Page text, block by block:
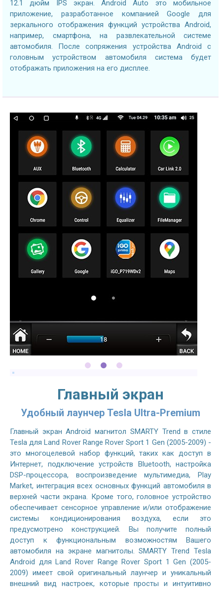
12.1 дюйм IPS экран. Android Auto это мобильное
приложение, разработанное компанией Google для
зеркального отображения функций устройства Android,
например, смартфона, на развлекательной системе
автомобиля. После сопряжения устройства Android с
головным устройством автомобиля система будет
отображать приложения на его дисплее.
Главный экран
Удобный лаунчер Tesla Ultra-Premium
Главный экран Android магнитол SMARTY Trend в стиле
Tesla для Land Rover Range Rover Sport 1 Gen (2005-2009) -
это многоцелевой набор функций, таких как доступ в
Интернет, подключение устройств Bluetooth, настройка
DSP-процессора, воспроизведение мультимедиа, Play
Market, интеграция всех основных функций автомобиля в
верхней части экрана. Кроме того, головное устройство
обеспечивает сенсорное управление и/или отображение
системы кондиционирования воздуха, если это
предусмотрено конструкцией. Вы получите полный
доступ к функциональным возможностям Вашего
автомобиля на экране магнитолы. SMARTY Trend Tesla
Android для Land Rover Range Rover Sport 1 Gen (2005-
2009) имеет свой оригинальный лаунчер и уникальный
внешний вид настроек, которые просты и интуитивно